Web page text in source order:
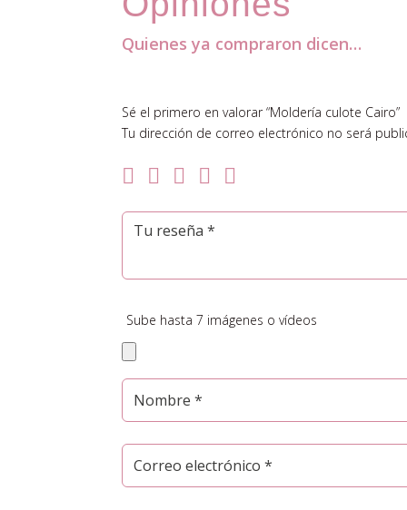
Quienes ya compraron dicen…
Sé el primero en valorar “Moldería culote Cairo”
Tu dirección de correo electrónico no será
Sube hasta 7 imágenes o vídeos